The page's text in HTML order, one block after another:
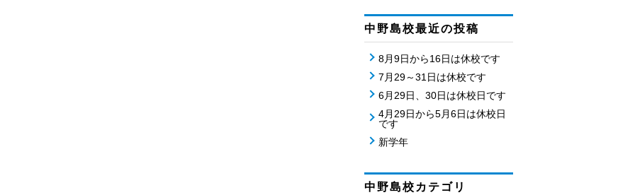
中野島校最近の投稿
8月9日から16日は休校です
7月29～31日は休校です
6月29日、30日は休校日です
4月29日から5月6日は休校日
です
新学年
中野島校カテゴリ